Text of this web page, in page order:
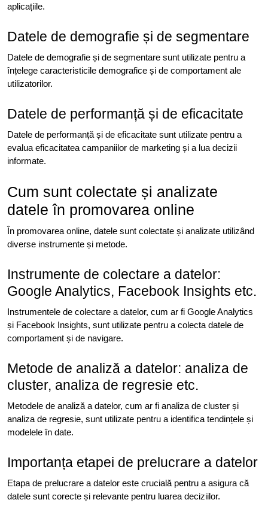
aplicațiile.
Datele de demografie și de segmentare
Datele de demografie și de segmentare sunt utilizate pentru a
înțelege caracteristicile demografice și de comportament ale
utilizatorilor.
Datele de performanță și de eficacitate
Datele de performanță și de eficacitate sunt utilizate pentru a
evalua eficacitatea campaniilor de marketing și a lua decizii
informate.
Cum sunt colectate și analizate
datele în promovarea online
În promovarea online, datele sunt colectate și analizate utilizând
diverse instrumente și metode.
Instrumente de colectare a datelor:
Google Analytics, Facebook Insights etc.
Instrumentele de colectare a datelor, cum ar fi Google Analytics
și Facebook Insights, sunt utilizate pentru a colecta datele de
comportament și de navigare.
Metode de analiză a datelor: analiza de
cluster, analiza de regresie etc.
Metodele de analiză a datelor, cum ar fi analiza de cluster și
analiza de regresie, sunt utilizate pentru a identifica tendințele și
modelele în date.
Importanța etapei de prelucrare a datelor
Etapa de prelucrare a datelor este crucială pentru a asigura că
datele sunt corecte și relevante pentru luarea deciziilor.